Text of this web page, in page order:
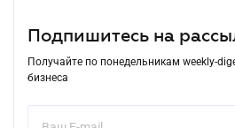
Подпишитесь на
Получайте по понедельникам weekly-
бизнеса